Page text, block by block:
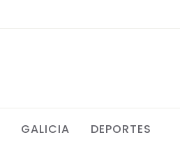
GALICIA DEPORTES